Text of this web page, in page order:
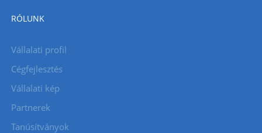
RÓLUNK
Vállalati profil
Cégfejlesztés
Vállalati kép
Partnerek
Tanúsítványok